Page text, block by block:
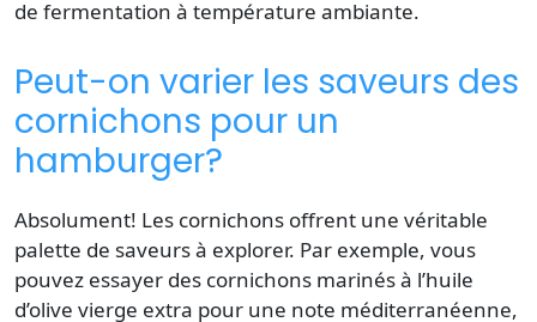
de fermentation à température ambiante.
Peut-on varier les saveurs des
cornichons pour un
hamburger?
Absolument! Les cornichons offrent une véritable
palette de saveurs à explorer. Par exemple, vous
pouvez essayer des cornichons marinés à l’huile
d’olive vierge extra pour une note méditerranéenne,